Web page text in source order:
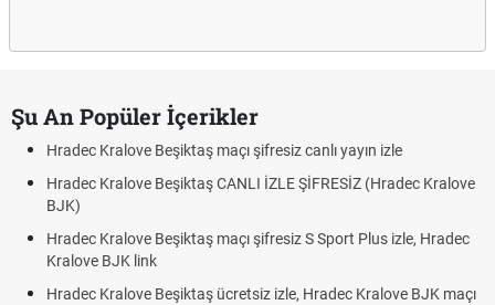
Şu An Popüler İçerikler
Hradec Kralove Beşiktaş maçı şifresiz canlı yayın izle
Hradec Kralove Beşiktaş CANLI İZLE ŞİFRESİZ (Hradec Kralove
BJK)
Hradec Kralove Beşiktaş maçı şifresiz S Sport Plus izle, Hradec
Kralove BJK link
Hradec Kralove Beşiktaş ücretsiz izle, Hradec Kralove BJK maçı